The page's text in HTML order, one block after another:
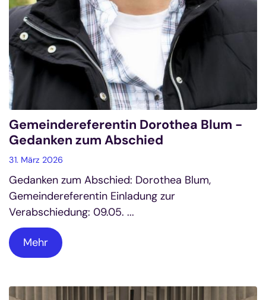
Gemeindereferentin Dorothea Blum -
Gedanken zum Abschied
31. März 2026
Gedanken zum Abschied: Dorothea Blum,
Gemeindereferentin Einladung zur
Verabschiedung: 09.05. ...
Mehr